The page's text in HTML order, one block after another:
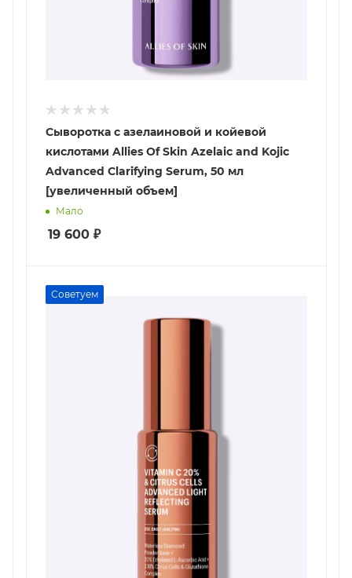
Сыворотка с азелаиновой и койевой
кислотами Allies Of Skin Azelaic and Kojic
Advanced Clarifying Serum, 50 мл
[увеличенный объем]
Мало
19 600 ₽
Советуем